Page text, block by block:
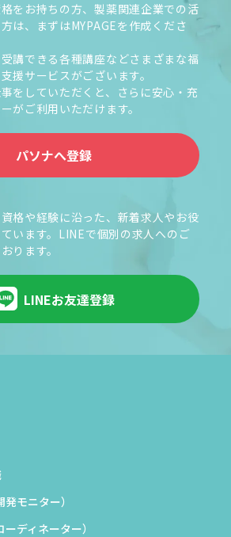
をお持ちの方、製薬関連企業での活
は、まずはMYPAGEを作成くださ
講できる各種講座などさまざまな福
援サービスがございます。
をしていただくと、さらに安心・充
がご利用いただけます。
パソナへ登録
格や経験に沿った、新着求人やお役
います。LINEで個別の求人へのご
ります。
LINEお友達登録
モニター）
ディネーター）